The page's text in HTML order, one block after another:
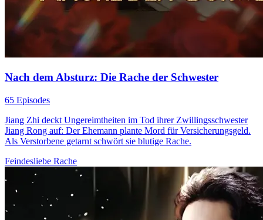
Nach dem Absturz: Die Rache der Schwester
65 Episodes
Jiang Zhi deckt Ungereimtheiten im Tod ihrer Zwillingsschwester
Jiang Rong auf: Der Ehemann plante Mord für Versicherungsgeld.
Als Verstorbene getarnt schwört sie blutige Rache.
Feindesliebe Rache